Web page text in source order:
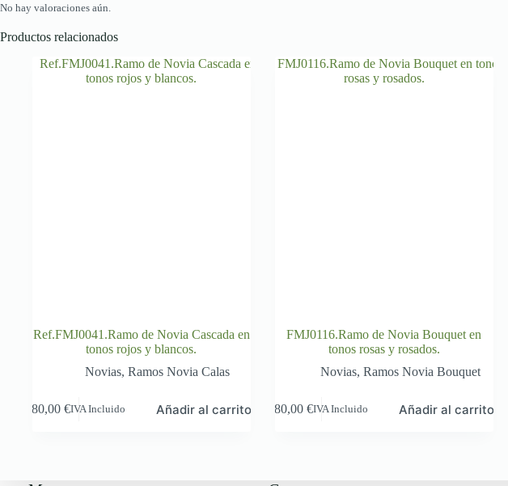
No hay valoraciones aún.
Productos relacionados
Ref.FMJ0041.Ramo de Novia Cascada en
tonos rojos y blancos.
Novias,Ramos Novia Calas
80,00€IVA Incluido Añadir al carrito
FMJ0116.Ramo de Novia Bouquet en
tonos rosas y rosados.
Novias, Ramos Novia Bouquet
80,00€IVA Incluido Añadir al carrito